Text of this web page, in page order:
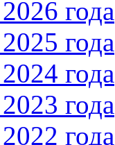
года
года
года
года
года